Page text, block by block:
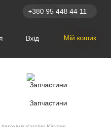
+380 95 448 44 11
Вхід Мій кошик
Запчастини